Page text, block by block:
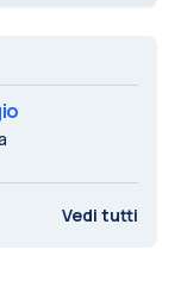
Vedi tutti